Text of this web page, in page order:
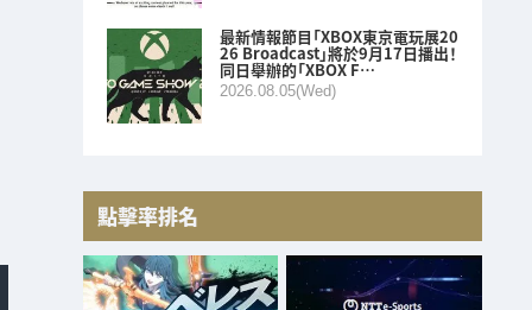
最新情報節目「XBOX東京電玩展20
26 Broadcast」將於9月17日播出！
同日舉辦的「XBOX F…
2026.08.05(Wed)
點擊率排名